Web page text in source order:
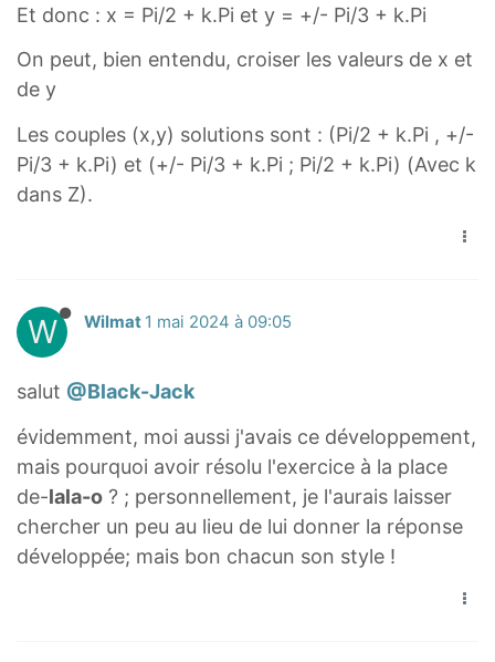
Et donc : x = Pi/2 + k.Pi et y = +/- Pi/3 + k.Pi
On peut, bien entendu, croiser les valeurs de x et
de y
Les couples (x,y) solutions sont : (Pi/2 + k.Pi , +/-
Pi/3 + k.Pi) et (+/- Pi/3 + k.Pi ; Pi/2 + k.Pi) (Avec k
dans Z).
W Wilmat 1 mai 2024 à 09:05
salut @Black-Jack
évidemment, moi aussi j'avais ce développement,
mais pourquoi avoir résolu l'exercice à la place
de-lala-o ? ; personnellement, je l'aurais laisser
chercher un peu au lieu de lui donner la réponse
développée; mais bon chacun son style !